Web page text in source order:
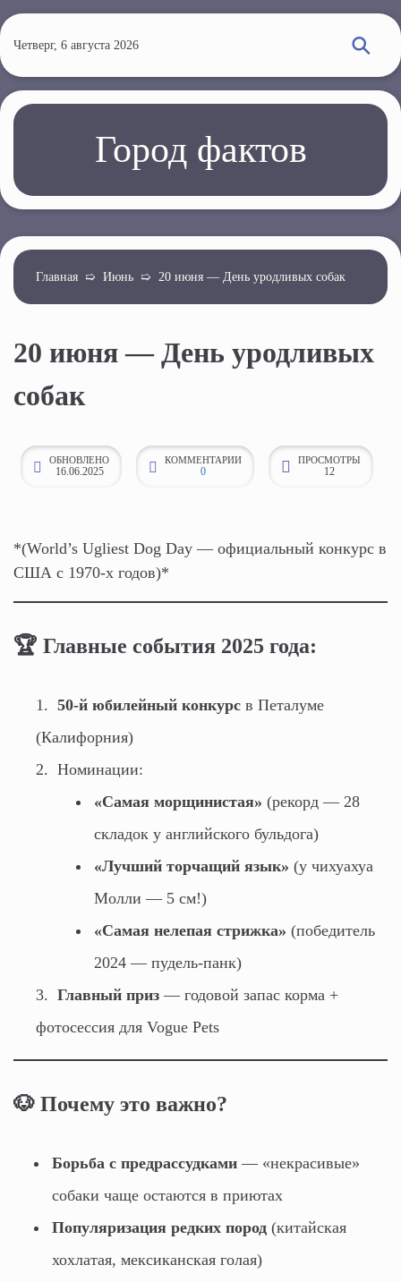
е
р
й
о
н
Четверг, 6 августа 2026
Город фактов
Главная ➯ Июнь ➯ 20 июня — День уродливых собак
20 июня — День уродливых
собак
ОБНОВЛЕНО
16.06.2025
КОММЕНТАРИИ
0
ПРОСМОТРЫ
12
*(World’s Ugliest Dog Day — официальный конкурс в
США с 1970-х годов)*
🏆 Главные события 2025 года:
50-й юбилейный конкурс в Петалуме
(Калифорния)
Номинации:
«Самая морщинистая» (рекорд — 28
складок у английского бульдога)
«Лучший торчащий язык» (у чихуахуа
Молли — 5 см!)
«Самая нелепая стрижка» (победитель
2024 — пудель-панк)
Главный приз — годовой запас корма +
фотосессия для Vogue Pets
🐶 Почему это важно?
Борьба с предрассудками — «некрасивые»
собаки чаще остаются в приютах
Популяризация редких пород (китайская
хохлатая, мексиканская голая)